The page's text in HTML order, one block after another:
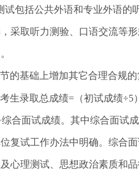
试包括公共外语和专业外语的
采取听力测验、口语交流等形
的基础上增加其它合理合规的
考生录取总成绩=（初试成绩÷5
合面试成绩。其中综合面试
复试工作办法中明确。综合
及心理测试 、思想政治素质和